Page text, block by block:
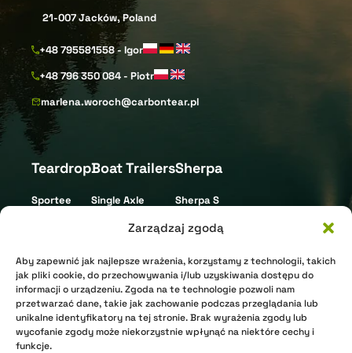
Zarządzaj zgodą
Aby zapewnić jak najlepsze wrażenia, korzystamy z technologii, takich
jak pliki cookie, do przechowywania i/lub uzyskiwania dostępu do
informacji o urządzeniu. Zgoda na te technologie pozwoli nam
przetwarzać dane, takie jak zachowanie podczas przeglądania lub
unikalne identyfikatory na tej stronie. Brak wyrażenia zgody lub
wycofanie zgody może niekorzystnie wpłynąć na niektóre cechy i
funkcje.
21-007 Jacków, Poland
+48 795581558 - Igor
+48 796 350 084 - Piotr
marlena.woroch@carbontear.pl
Teardrop
Sportee
XR Nomad
XR Arctic
Shell
Boat Trailers
Single Axle
Tandem Axle
Jet Ski
Sherpa
Sherpa S
Sherpa L